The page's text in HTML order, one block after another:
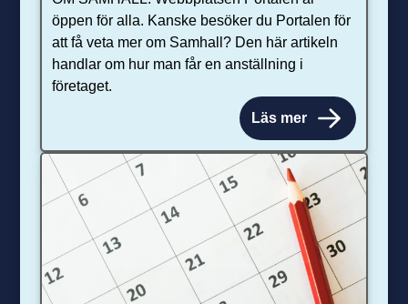
öppen för alla. Kanske besöker du Portalen för
att få veta mer om Samhall? Den här artikeln
handlar om hur man får en anställning i
företaget.
Läs mer